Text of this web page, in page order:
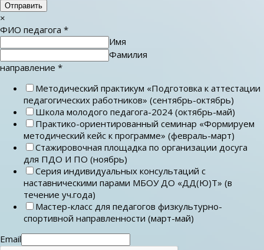
Отправить
×
ФИО педагога *
Имя
Фамилия
направление *
Методический практикум «Подготовка к аттестации
педагогических работников» (сентябрь-октябрь)
Школа молодого педагога-2024 (октябрь-май)
Практико-ориентированный семинар «Формируем
методический кейс к программе» (февраль-март)
Стажировочная площадка по организации досуга
для ПДО И ПО (ноябрь)
Серия индивидуальных консультаций с
наставническими парами МБОУ ДО «ДД(Ю)Т» (в
течение уч.года)
Мастер-класс для педагогов физкультурно-
спортивной направленности (март-май)
Email